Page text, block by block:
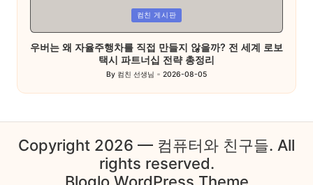
컴친 게시판
우버는 왜 자율주행차를 직접 만들지 않을까? 전 세계 로보
택시 파트너십 전략 총정리
Posted
by
By 컴친 선생님 2026-08-05
Copyright 2026 — 컴퓨터와 친구들. All
rights reserved.